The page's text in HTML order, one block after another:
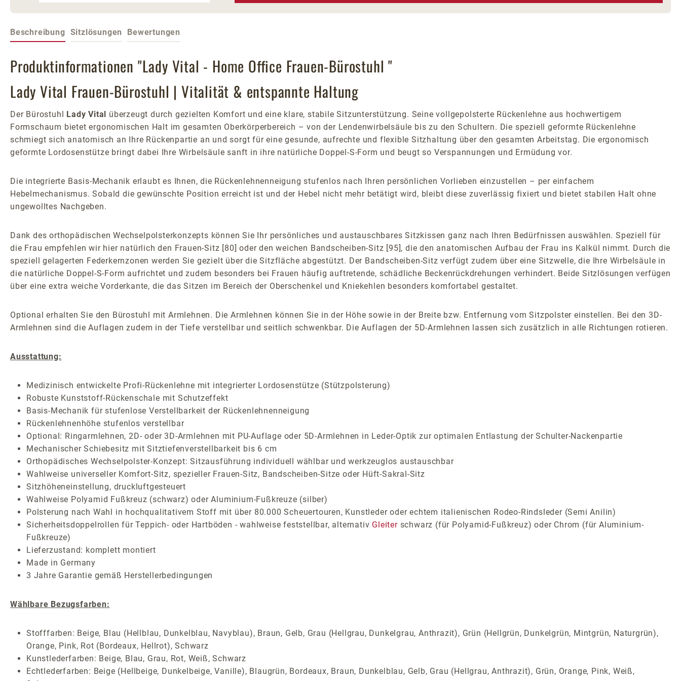
Beschreibung Sitzlösungen Bewertungen
Produktinformationen "Lady Vital - Home Office Frauen-Bürostuhl "
Lady Vital Frauen-Bürostuhl | Vitalität & entspannte Haltung
Der Bürostuhl Lady Vital überzeugt durch gezielten Komfort und eine klare, stabile Sitzunterstützung. Seine vollgepolsterte Rückenlehne aus hochwertigem
Formschaum bietet ergonomischen Halt im gesamten Oberkörperbereich – von der Lendenwirbelsäule bis zu den Schultern. Die speziell geformte Rückenlehne
schmiegt sich anatomisch an Ihre Rückenpartie an und sorgt für eine gesunde, aufrechte und flexible Sitzhaltung über den gesamten Arbeitstag. Die ergonomisch
geformte Lordosenstütze bringt dabei Ihre Wirbelsäule sanft in ihre natürliche Doppel-S-Form und beugt so Verspannungen und Ermüdung vor.
Die integrierte Basis-Mechanik erlaubt es Ihnen, die Rückenlehnenneigung stufenlos nach Ihren persönlichen Vorlieben einzustellen – per einfachem
Hebelmechanismus. Sobald die gewünschte Position erreicht ist und der Hebel nicht mehr betätigt wird, bleibt diese zuverlässig fixiert und bietet stabilen Halt ohne
ungewolltes Nachgeben.
Dank des orthopädischen Wechselpolsterkonzepts können Sie Ihr persönliches und austauschbares Sitzkissen ganz nach Ihren Bedürfnissen auswählen. Speziell für
die Frau empfehlen wir hier natürlich den Frauen-Sitz [80] oder den weichen Bandscheiben-Sitz [95], die den anatomischen Aufbau der Frau ins Kalkül nimmt. Durch die
speziell gelagerten Federkernzonen werden Sie gezielt über die Sitzfläche abgestützt. Der Bandscheiben-Sitz verfügt zudem über eine Sitzwelle, die Ihre Wirbelsäule in
die natürliche Doppel-S-Form aufrichtet und zudem besonders bei Frauen häufig auftretende, schädliche Beckenrückdrehungen verhindert. Beide Sitzlösungen verfügen
über eine extra weiche Vorderkante, die das Sitzen im Bereich der Oberschenkel und Kniekehlen besonders komfortabel gestaltet.
Optional erhalten Sie den Bürostuhl mit Armlehnen. Die Armlehnen können Sie in der Höhe sowie in der Breite bzw. Entfernung vom Sitzpolster einstellen. Bei den 3D-
Armlehnen sind die Auflagen zudem in der Tiefe verstellbar und seitlich schwenkbar. Die Auflagen der 5D-Armlehnen lassen sich zusätzlich in alle Richtungen rotieren.
Ausstattung:
Medizinisch entwickelte Profi-Rückenlehne mit integrierter Lordosenstütze (Stützpolsterung)
Robuste Kunststoff-Rückenschale mit Schutzeffekt
Basis-Mechanik für stufenlose Verstellbarkeit der Rückenlehnenneigung
Rückenlehnenhöhe stufenlos verstellbar
Optional: Ringarmlehnen, 2D- oder 3D-Armlehnen mit PU-Auflage oder 5D-Armlehnen in Leder-Optik zur optimalen Entlastung der Schulter-Nackenpartie
Mechanischer Schiebesitz mit Sitztiefenverstellbarkeit bis 6 cm
Orthopädisches Wechselpolster-Konzept: Sitzausführung individuell wählbar und werkzeuglos austauschbar
Wahlweise universeller Komfort-Sitz, spezieller Frauen-Sitz, Bandscheiben-Sitze oder Hüft-Sakral-Sitz
Sitzhöheneinstellung, druckluftgesteuert
Wahlweise Polyamid Fußkreuz (schwarz) oder Aluminium-Fußkreuze (silber)
Polsterung nach Wahl in hochqualitativem Stoff mit über 80.000 Scheuertouren, Kunstleder oder echtem italienischen Rodeo-Rindsleder (Semi Anilin)
Sicherheitsdoppelrollen für Teppich- oder Hartböden - wahlweise feststellbar, alternativ Gleiterschwarz (für Polyamid-Fußkreuz) oder Chrom (für Aluminium-
Fußkreuze)
Lieferzustand: komplett montiert
Made in Germany
3 Jahre Garantie gemäß Herstellerbedingungen
Wählbare Bezugsfarben:
Stofffarben: Beige, Blau (Hellblau, Dunkelblau, Navyblau), Braun, Gelb, Grau (Hellgrau, Dunkelgrau, Anthrazit), Grün (Hellgrün, Dunkelgrün, Mintgrün, Naturgrün),
Orange, Pink, Rot (Bordeaux, Hellrot), Schwarz
Kunstlederfarben: Beige, Blau, Grau, Rot, Weiß, Schwarz
Echtlederfarben: Beige (Hellbeige, Dunkelbeige, Vanille), Blaugrün, Bordeaux, Braun, Dunkelblau, Gelb, Grau (Hellgrau, Anthrazit), Grün, Orange, Pink, Weiß,